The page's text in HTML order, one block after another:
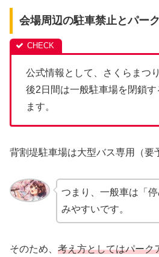
会場周辺の駐車禁止とパー
公式情報として、さくらまつ
後2日間は一般駐車場を閉鎖
ます。
背割堤駐車場は大型バス専用（要
つまり、一般車は「
みやすいです。
そのため、 考え方としてはパーク